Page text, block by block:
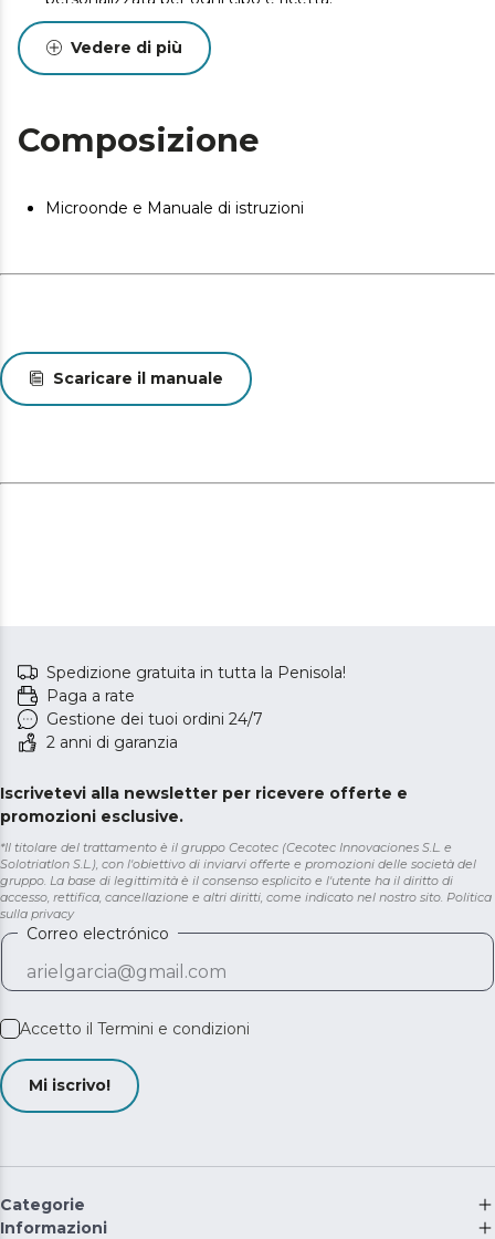
Scongelamento uniforme. Ottieni uno scongelamento
rapido e senza punti freddi.
più rapido e semplice.
Facile da usare. Controllo digitale che rende il controllo
Timer da 60 minuti. Controlla il processo in modo
Vedere di più
Composizione
Microonde e Manuale di istruzioni
Scaricare il manuale
Spedizione gratuita in tutta la Penisola!
Paga a rate
Gestione dei tuoi ordini 24/7
2 anni di garanzia
Iscrivetevi alla newsletter per ricevere offerte e
promozioni esclusive.
*Il titolare del trattamento è il gruppo Cecotec (Cecotec Innovaciones S.L. e
Solotriatlon S.L.), con l'obiettivo di inviarvi offerte e promozioni delle società del
gruppo. La base di legittimità è il consenso esplicito e l'utente ha il diritto di
accesso, rettifica, cancellazione e altri diritti, come indicato nel nostro sito. Politica
sulla privacy
Correo electrónico
Accetto il Termini e condizioni
Mi iscrivo!
Categorie
Informazioni